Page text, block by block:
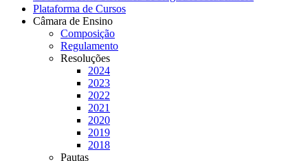
Plataforma de Cursos
Câmara de Ensino
Composição
Regulamento
Resoluções
2024
2023
2022
2021
2020
2019
2018
Pautas